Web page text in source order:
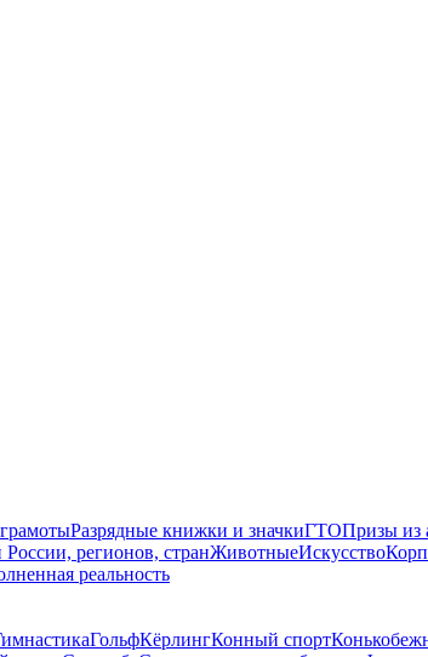
Разрядные книжки и значкиГТОПризы из
регионов, странЖивотныеИскусство
реальность
ГольфКёрлингКонный спорт